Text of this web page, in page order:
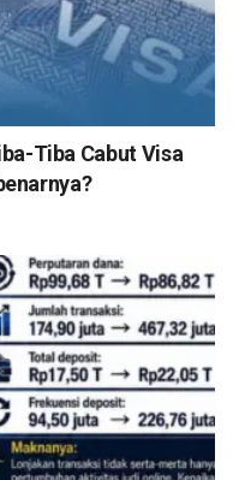
Tiba Cabut Visa